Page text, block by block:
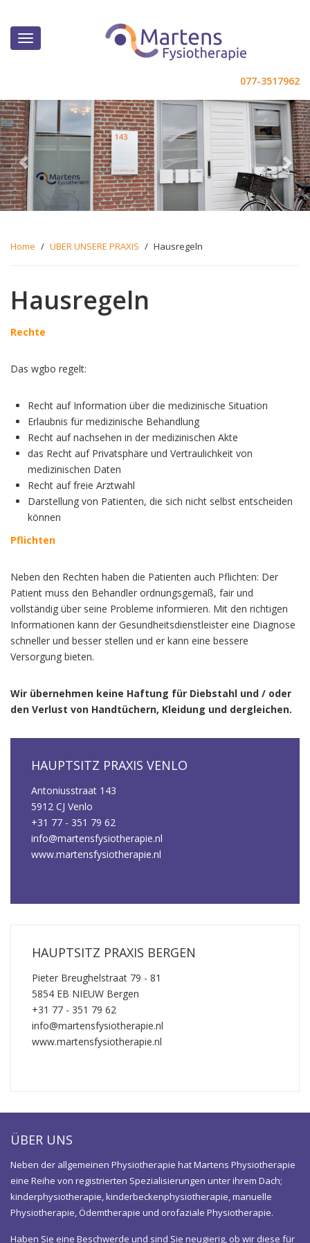
077-3517962
Previous
Home / ÜBER UNSERE PRAXIS / Hausregeln
Hausregeln
Rechte
Das wgbo regelt:
Recht auf Information über die medizinische Situation
Erlaubnis für medizinische Behandlung
Recht auf nachsehen in der medizinischen Akte
das Recht auf Privatsphäre und Vertraulichkeit von
medizinischen Daten
Recht auf freie Arztwahl
Darstellung von Patienten, die sich nicht selbst entscheiden
können
Pflichten
Neben den Rechten haben die Patienten auch Pflichten: Der
Patient muss den Behandler ordnungsgemäß, fair und
vollständig über seine Probleme informieren. Mit den richtigen
Informationen kann der Gesundheitsdienstleister eine Diagnose
schneller und besser stellen und er kann eine bessere
Versorgung bieten.
Wir übernehmen keine Haftung für Diebstahl und / oder
den Verlust von Handtüchern, Kleidung und dergleichen.
HAUPTSITZ PRAXIS VENLO
Antoniusstraat 143
5912 CJ Venlo
+31 77 - 351 79 62
info@martensfysiotherapie.nl
www.martensfysiotherapie.nl
HAUPTSITZ PRAXIS BERGEN
Pieter Breughelstraat 79 - 81
5854 EB NIEUW Bergen
+31 77 - 351 79 62
info@martensfysiotherapie.nl
www.martensfysiotherapie.nl
ÜBER UNS
Neben der allgemeinen Physiotherapie hat Martens Physiotherapie
eine Reihe von registrierten Spezialisierungen unter ihrem Dach;
kinderphysiotherapie, kinderbeckenphysiotherapie, manuelle
Physiotherapie, Ödemtherapie und orofaziale Physiotherapie.
Haben Sie eine Beschwerde und sind Sie neugierig, ob wir diese für